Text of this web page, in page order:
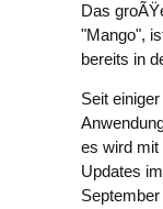
Das
"Mango",
bereits in
Seit
es wird mit
Updates